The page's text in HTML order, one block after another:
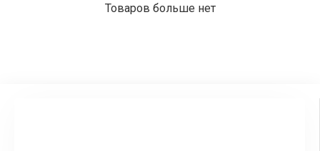
Товаров больше нет